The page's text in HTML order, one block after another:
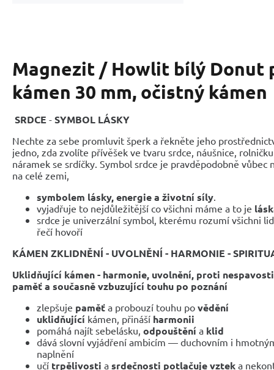
Magnezit / Howlit bílý Donut
kámen 30 mm, očistný kámen
SRDCE - SYMBOL LÁSKY
Nechte za sebe promluvit šperk a řekněte jeho
jedno, zda zvolíte přívěšek ve tvaru srdce, náušnice,
náramek se srdíčky. Symbol srdce je pravděpodobně vůbec
na celé zemi,
symbolem lásky, energie a životní síly
vyjadřuje to nejdůležitější co všichni máme a to je
srdce je univerzální symbol, kterému rozumí všichni
řečí hovoří
KÁMEN ZKLIDNĚNÍ - UVOLNĚNÍ - HARMONIE -
Uklidňující kámen - harmonie, uvolnění, proti
paměť a současně vzbuzující touhu po poznání
zlepšuje paměť a probouzí touhu po vědění
uklidňující kámen, přináší harmonii
pomáhá najít sebelásku, odpouštění a klid
dává slovní vyjádření ambicím — duchovním i
naplnění
učí trpělivosti a srdečnosti potlačuje vztek a